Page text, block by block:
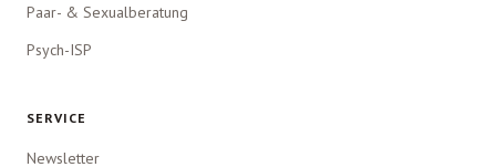
Paar- & Sexualberatung
Psych-ISP
SERVICE
Newsletter